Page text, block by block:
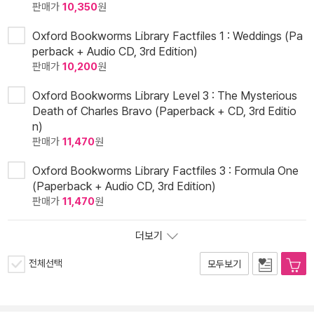
판매가 10,350원
Oxford Bookworms Library Factfiles 1 : Weddings (Pa
perback + Audio CD, 3rd Edition)
판매가 10,200원
Oxford Bookworms Library Level 3 : The Mysterious
Death of Charles Bravo (Paperback + CD, 3rd Editio
n)
판매가 11,470원
Oxford Bookworms Library Factfiles 3 : Formula One
(Paperback + Audio CD, 3rd Edition)
판매가 11,470원
더보기
전체선택 모두보기